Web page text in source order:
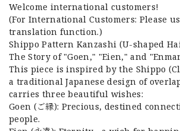
Welcome international customers!
(For International Customers: Please
translation function.)
Shippo Pattern Kanzashi (U-shaped
The Story of "Goen," "Eien," and
This piece is inspired by the Shippo
a traditional Japanese design of
carries three beautiful wishes:
Goen (ご縁): Precious, destined
people.